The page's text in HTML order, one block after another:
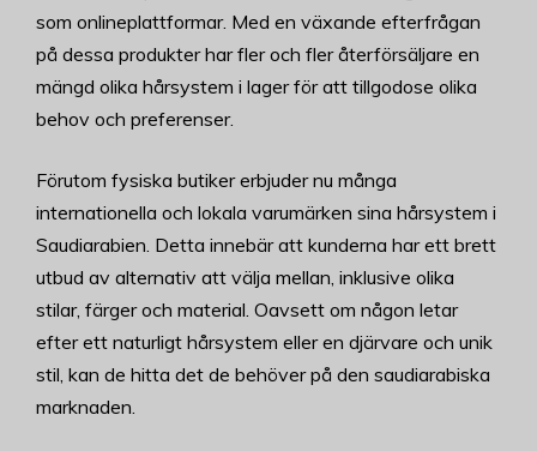
som onlineplattformar. Med en växande efterfrågan
på dessa produkter har fler och fler återförsäljare en
mängd olika hårsystem i lager för att tillgodose olika
behov och preferenser.
Förutom fysiska butiker erbjuder nu många
internationella och lokala varumärken sina hårsystem i
Saudiarabien. Detta innebär att kunderna har ett brett
utbud av alternativ att välja mellan, inklusive olika
stilar, färger och material. Oavsett om någon letar
efter ett naturligt hårsystem eller en djärvare och unik
stil, kan de hitta det de behöver på den saudiarabiska
marknaden.